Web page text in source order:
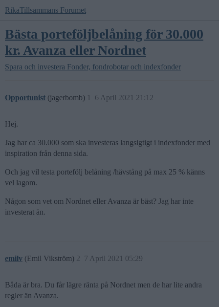
RikaTillsammans Forumet
Bästa porteföljbelåning för 30.000
kr. Avanza eller Nordnet
Spara och investera Fonder, fondrobotar och indexfonder
Opportunist (jagerbomb) 6 April 2021 21:12
1
Hej.
Jag har ca 30.000 som ska investeras langsigtigt i indexfonder med
inspiration från denna sida.
Och jag vil testa portefölj belåning /hävstång på max 25 % känns
vel lagom.
Någon som vet om Nordnet eller Avanza är bäst? Jag har inte
investerat än.
emilv (Emil Vikström) 7 April 2021 05:29
2
Båda är bra. Du får lägre ränta på Nordnet men de har lite andra
regler än Avanza.